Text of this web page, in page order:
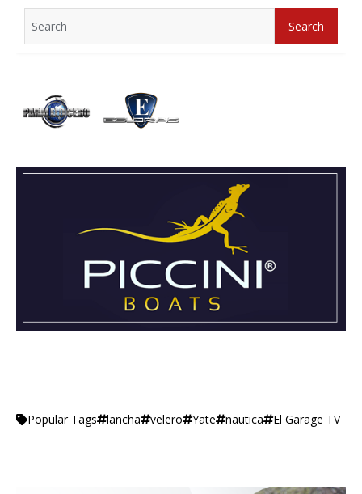
for:
Search
Popular Tags lancha velero Yate nautica El Garage TV